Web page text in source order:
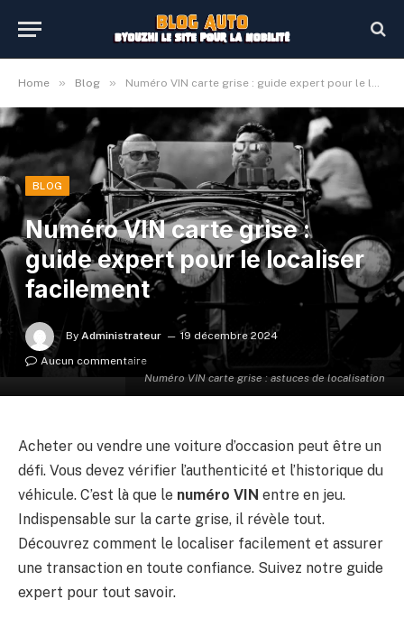
Home » Blog » Numéro VIN carte grise : guide expert pour le localiser facilement
Numéro VIN carte grise : astuces de localisation
BLOG
Numéro VIN carte grise :
guide expert pour le localiser
facilement
By Administrateur
19 décembre 2024
Aucun commentaire
Acheter ou vendre une voiture d’occasion peut être un
défi. Vous devez vérifier l’authenticité et l’historique du
véhicule. C’est là que le numéro VIN entre en jeu.
Indispensable sur la carte grise, il révèle tout.
Découvrez comment le localiser facilement et assurer
une transaction en toute confiance. Suivez notre guide
expert pour tout savoir.